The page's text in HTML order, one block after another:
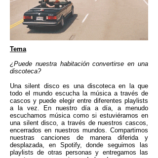
Tema
¿Puede nuestra habitación convertirse en una
discoteca?
Una silent disco es una discoteca en la que
todo el mundo escucha la música a través de
cascos y puede elegir entre diferentes playlists
a la vez. En nuestro día a día, a menudo
escuchamos música como si estuviéramos en
una silent disco, a través de nuestros cascos,
encerrados en nuestros mundos. Compartimos
nuestras canciones de manera diferida y
desplazada, en Spotify, donde seguimos las
playlists de otras personas y entregamos las